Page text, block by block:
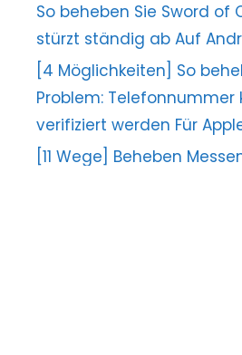
So beheben Sie Sword of
stürzt ständig ab Auf
[4 Möglichkeiten] So
Problem: Telefonnummer
verifiziert werden Für
[11 Wege] Beheben